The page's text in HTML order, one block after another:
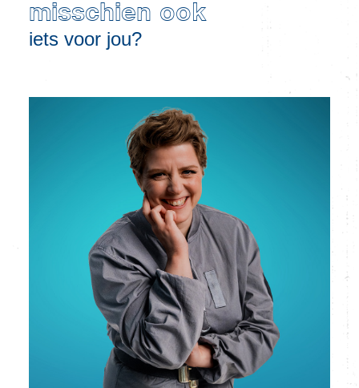
misschien ook
iets voor jou?